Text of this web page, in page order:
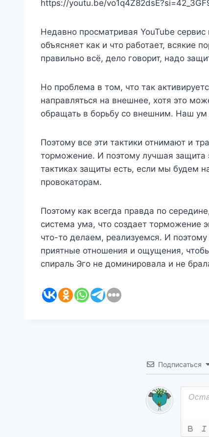
https://youtu.be/
Недавно просматривая YouTube
объясняет как и что работает, всякие
правильно всё, дело говорит, надо
Но проблема в том, что так
направляться на внешнее, хотя это
обращать в борьбу со внешним. Наш ум
Поэтому все эти тактики отнимают и
торможение. И поэтому лучшая
тактиках защиты есть, если мы будем
провокаторам.
Поэтому как всегда правда по
система ума, что создает торможение
что-то делаем, реализуемся. И
приятные отношения и ощущения,
спираль Эго не доминировала и не
Подписаться